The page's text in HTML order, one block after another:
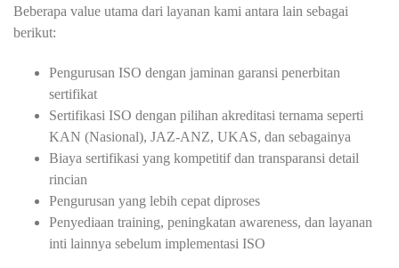
Beberapa value utama dari layanan kami antara lain sebagai
berikut:
Pengurusan ISO dengan jaminan garansi penerbitan
sertifikat
Sertifikasi ISO dengan pilihan akreditasi ternama seperti
KAN (Nasional), JAZ-ANZ, UKAS, dan sebagainya
Biaya sertifikasi yang kompetitif dan transparansi detail
rincian
Pengurusan yang lebih cepat diproses
Penyediaan training, peningkatan awareness, dan layanan
inti lainnya sebelum implementasi ISO